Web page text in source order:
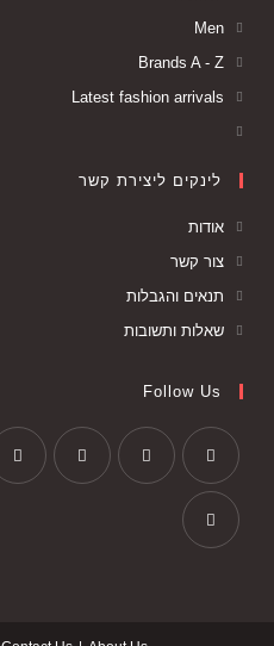
Men
Brands A - Z
Latest fashion arrivals
לינקים ליצירת קשר
אודות
צור קשר
תנאים והגבלות
שאלות ותשובות
Follow Us